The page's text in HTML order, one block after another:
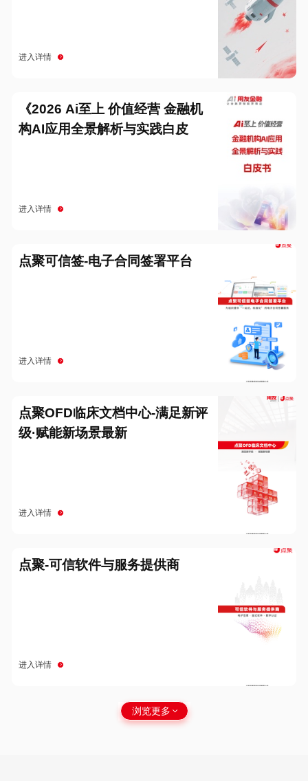
进入详情
《2026 Ai至上 价值经营 金融机
构AI应用全景解析与实践白皮
进入详情
点聚可信签-电子合同签署平台
进入详情
点聚OFD临床文档中心-满足新评
级·赋能新场景最新
进入详情
点聚-可信软件与服务提供商
进入详情
浏览更多